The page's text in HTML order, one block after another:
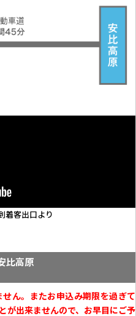
着客出口より
比高原
ん。またお申込み期限を過ぎて
が出来ませんので、お早目にご予